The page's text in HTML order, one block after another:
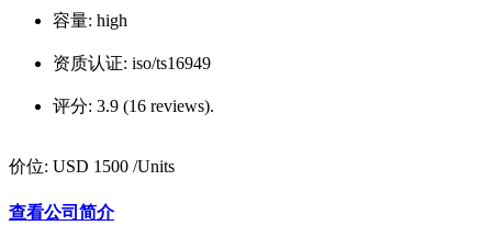
容量: high
资质认证: iso/ts16949
评分: 3.9 (16 reviews).
价位: USD 1500 /Units
查看公司简介